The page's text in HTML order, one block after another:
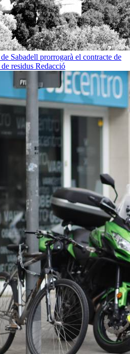
Sabadell prorrogarà el contracte de
residus Redacció